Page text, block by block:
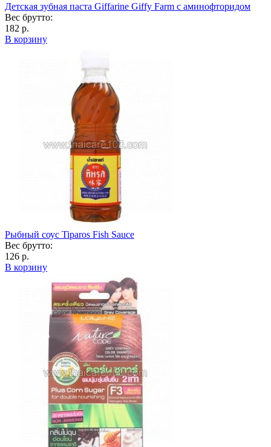
Детская зубная паста Giffarine Giffy Farm с аминофторидом
Вес брутто:
182 р.
В корзину
Рыбный соус Tiparos Fish Sauce
Вес брутто:
126 р.
В корзину